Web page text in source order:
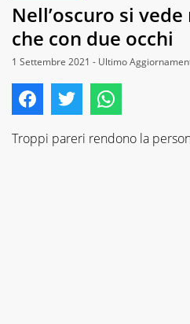
Nell’oscuro si
che con due occhi
1 Settembre 2021 - Ultimo
Troppi pareri rendono la